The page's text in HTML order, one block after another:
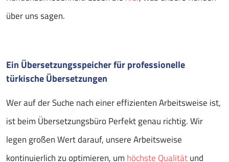
über uns sagen.
Ein Übersetzungsspeicher für professionelle
türkische Übersetzungen
Wer auf der Suche nach einer effizienten Arbeitsweise ist,
ist beim Übersetzungsbüro Perfekt genau richtig. Wir
legen großen Wert darauf, unsere Arbeitsweise
kontinuierlich zu optimieren, um höchste Qualitätund